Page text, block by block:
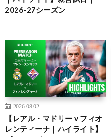
2026-27シーズン
2026.08.02
【レアル・マドリー v フィオ
レンティーナ｜ハイライト】